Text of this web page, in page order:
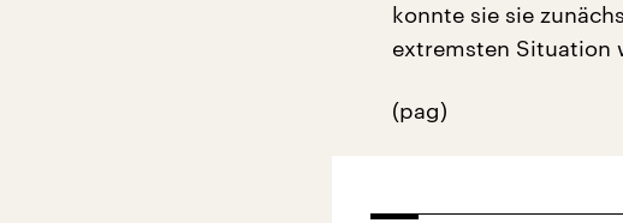
konnte sie sie
extremsten Situation
(pag)